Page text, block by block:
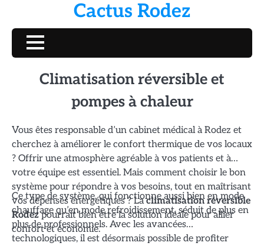
content
Cactus Rodez
Climatisation réversible et
pompes à chaleur
Vous êtes responsable d’un cabinet médical à Rodez et
cherchez à améliorer le confort thermique de vos locaux
? Offrir une atmosphère agréable à vos patients et à
votre équipe est essentiel. Mais comment choisir le bon
système pour répondre à vos besoins, tout en maîtrisant
vos dépenses énergétiques ? Laclimatisation réversible
Rodezpourrait bien être la solution idéale pour allier
confort et économie.
Ce type de système, qui fonctionne aussi bien en mode
chauffage qu’en mode refroidissement, séduit de plus en
plus de professionnels. Avec les avancées
technologiques, il est désormais possible de profiter